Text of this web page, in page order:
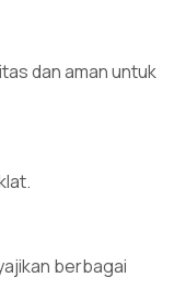
dan aman untuk
berbagai